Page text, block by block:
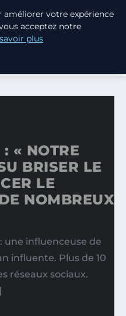
A SU BRISER LE…
« NOTRE
BRISER LE
LE
NOMBREUX
une influenceuse de
influente. Plus de 10
réseaux sociaux.
améliorer votre expérience
acceptez notre
plus